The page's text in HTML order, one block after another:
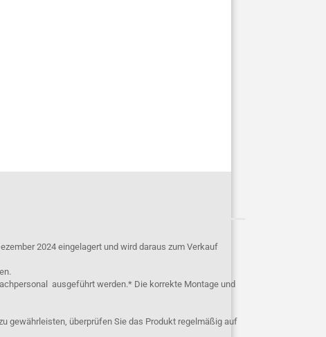
2024 eingelagert und wird daraus zum Verkauf
ausgeführt werden.* Die korrekte Montage und
gewährleisten, überprüfen Sie das Produkt regelmäßig auf